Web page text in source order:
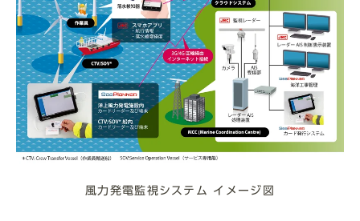
風力発電監視システム イメージ図